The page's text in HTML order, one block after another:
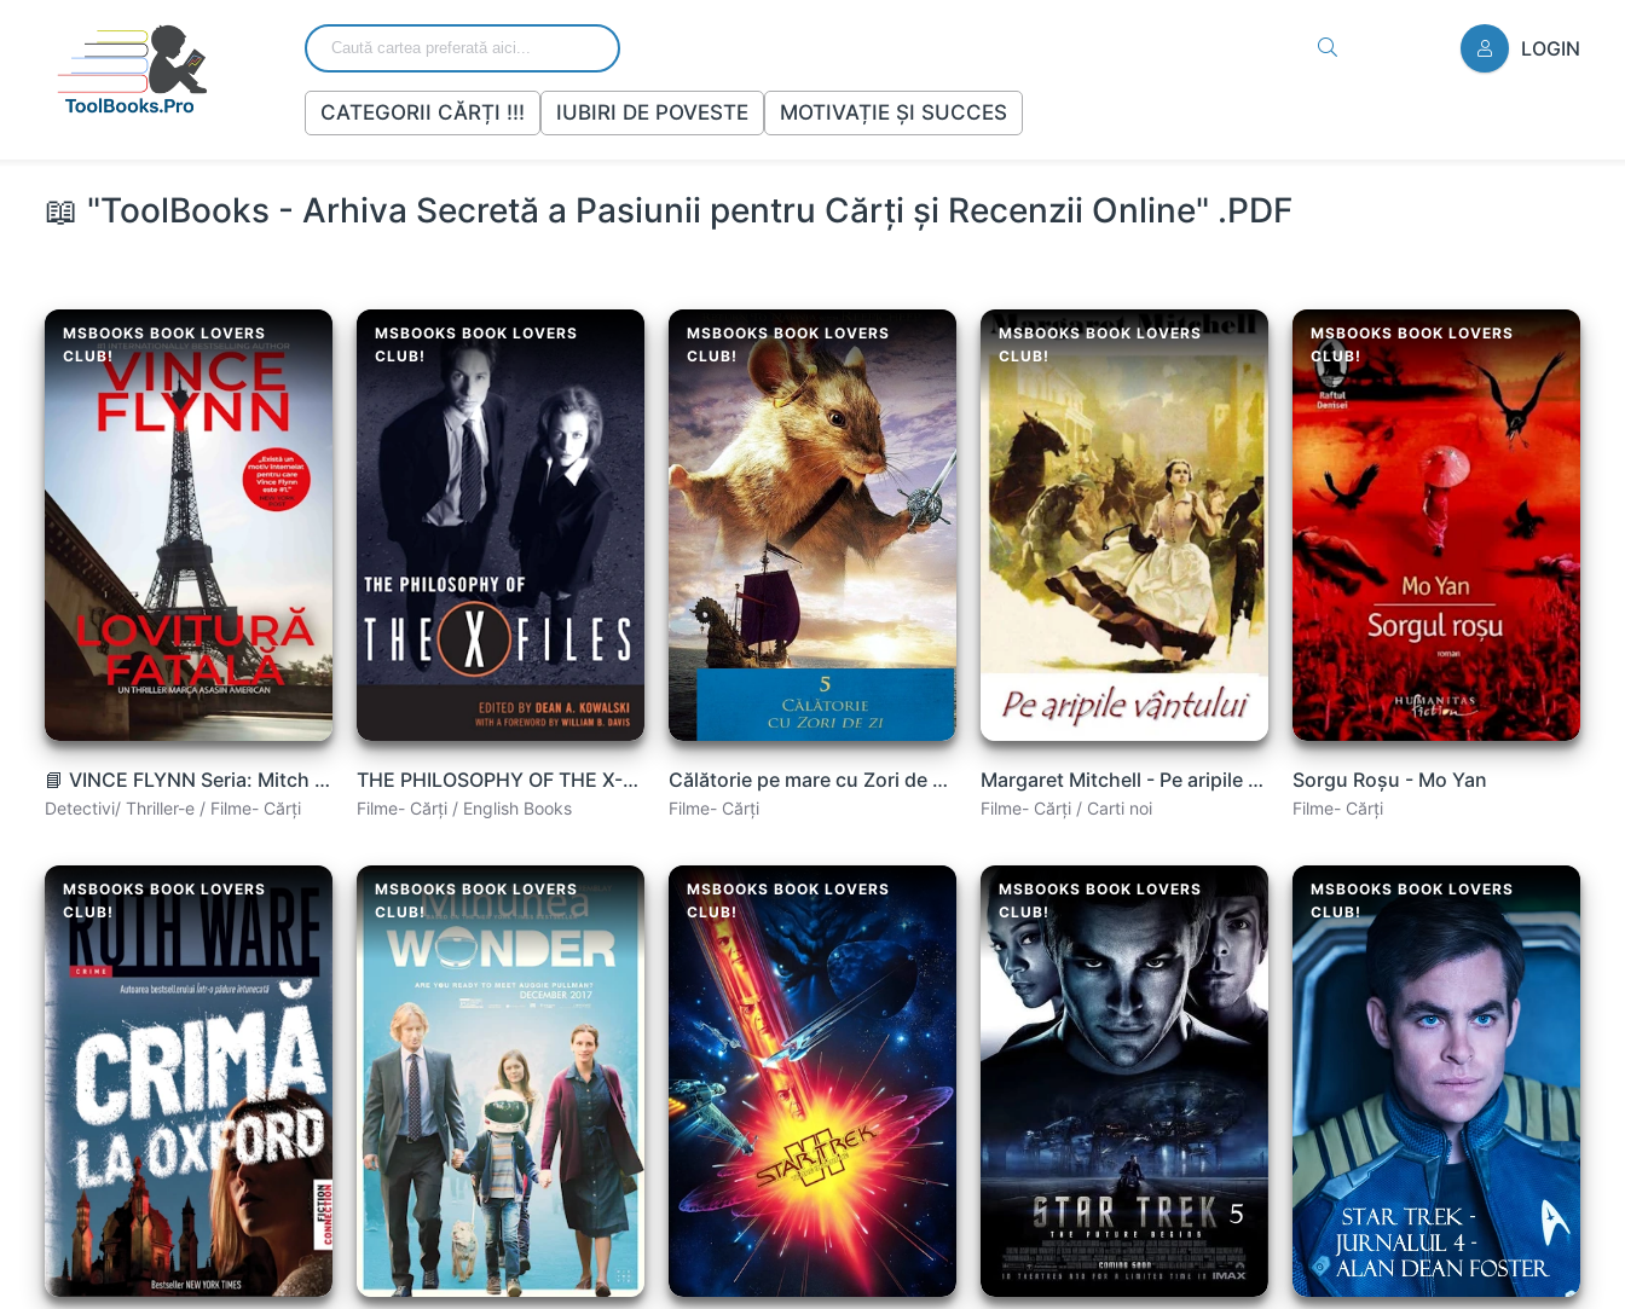
CATEGORII CĂRȚI !!! IUBIRI DE POVESTE MOTIVAȚIE ȘI SUCCES
LOGIN
📖 "ToolBooks - Arhiva Secretă a Pasiunii pentru Cărți și Recenzii Online" .PDF
MSBOOKS BOOK LOVERS
CLUB!
📘 VINCE FLYNN Seria: Mitch Rapp #2 LOVITURĂ FATALĂ
Detectivi/ Thriller-e / Filme- Cărți
MSBOOKS BOOK LOVERS
CLUB!
THE PHILOSOPHY OF THE X-FILES by Dean A. Kowalski
Filme- Cărți / English Books
MSBOOKS BOOK LOVERS
CLUB!
Călătorie pe mare cu Zori de zi (Narnia) .PDF
Filme- Cărți
MSBOOKS BOOK LOVERS
CLUB!
Margaret Mitchell - Pe aripile vântului
Filme- Cărți / Carti noi
MSBOOKS BOOK LOVERS
CLUB!
Sorgu Roșu - Mo Yan
Filme- Cărți
MSBOOKS BOOK LOVERS
CLUB!
MSBOOKS BOOK LOVERS
CLUB!
MSBOOKS BOOK LOVERS
CLUB!
MSBOOKS BOOK LOVERS
CLUB!
MSBOOKS BOOK LOVERS
CLUB!